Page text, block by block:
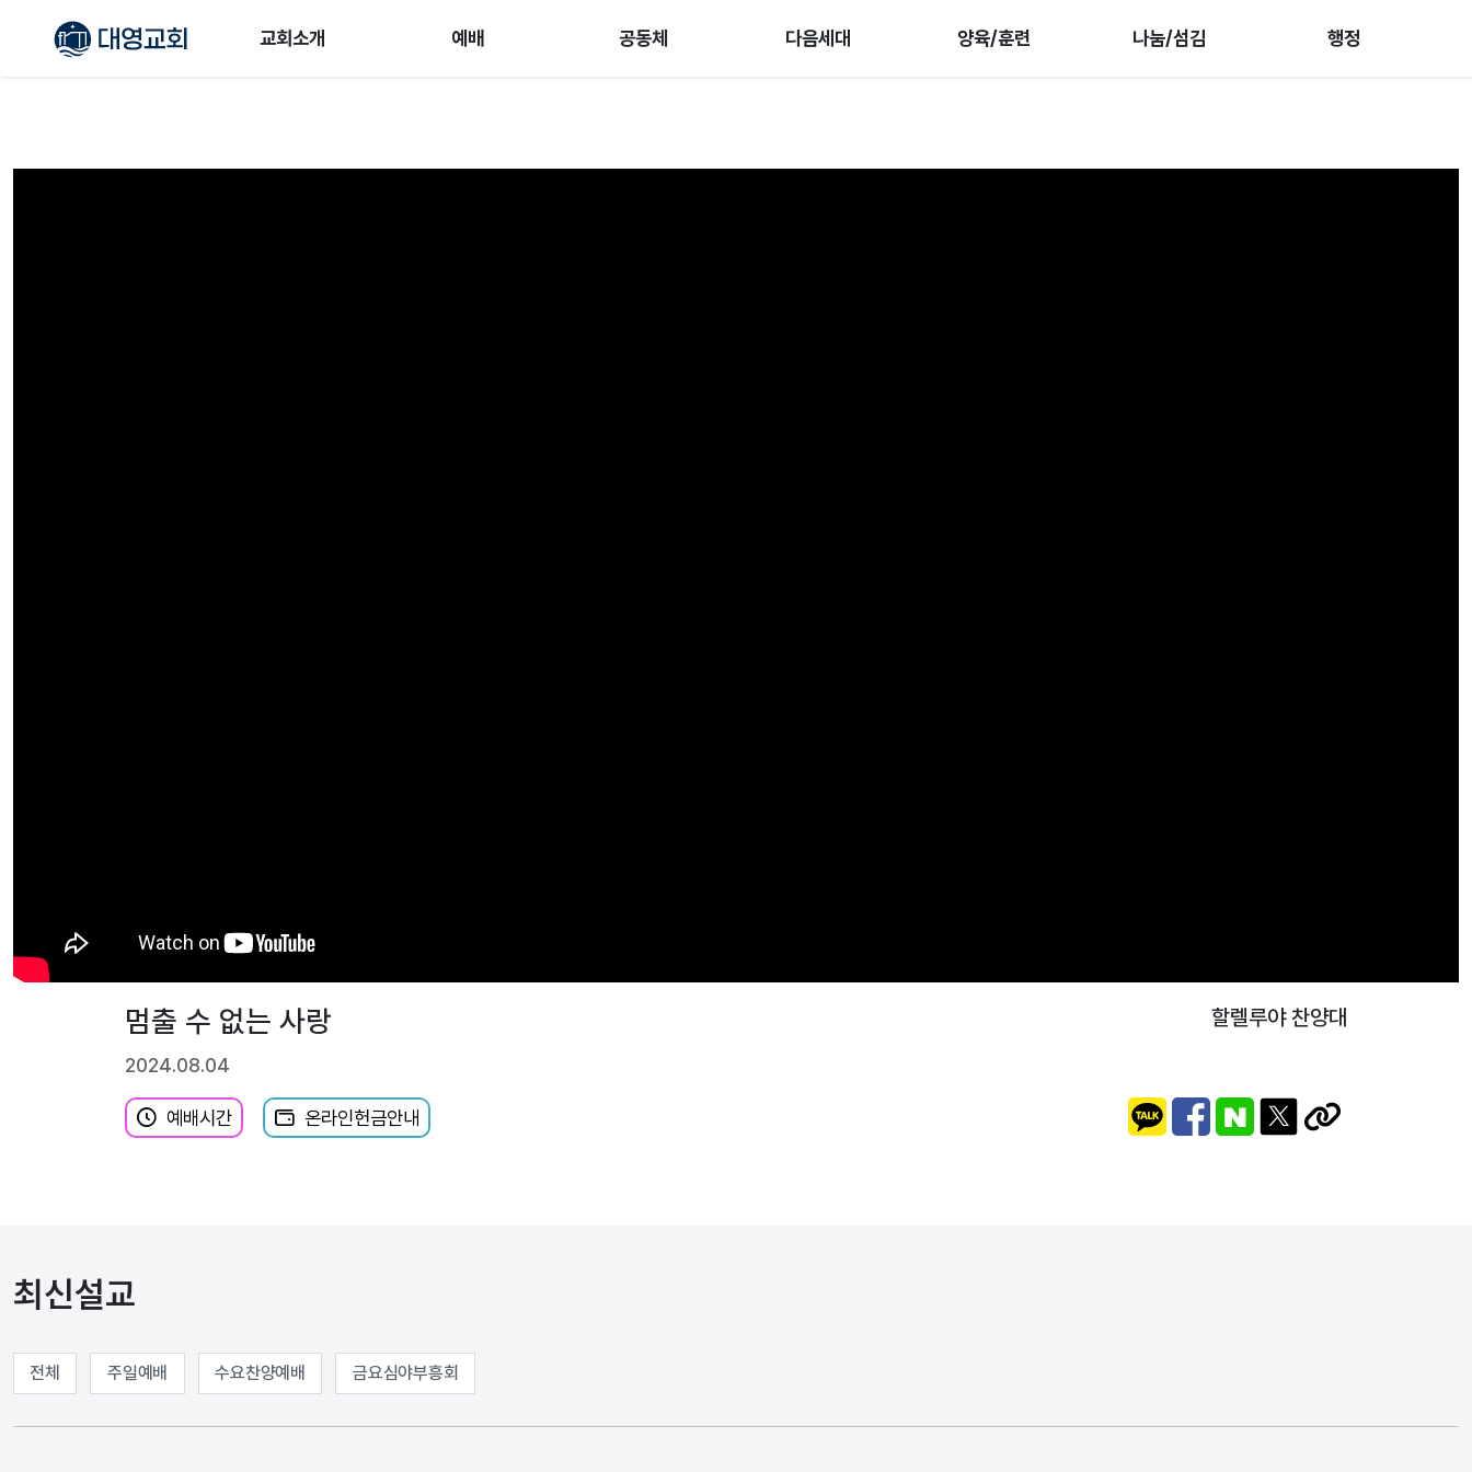
교회소개 예배 공동체 다음세대 양육/훈련 나눔/섬김 행정
멈출 수 없는 사랑
2024.08.04
할렐루야 찬양대
예배시간 온라인헌금안내
최신설교
전체 주일예배 수요찬양예배 금요심야부흥회